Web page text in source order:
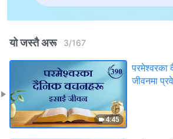
यो जस्तै अरू 3/167
4:45
जीवनमा